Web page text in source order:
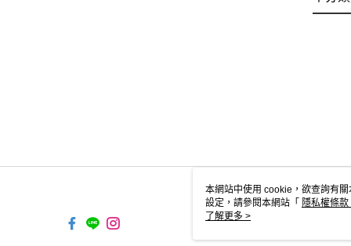
本網站中使用 cookie，欲查詢有
設定，請參閱本網站「 隱私權條款
使用 cookie。
了解更多 >